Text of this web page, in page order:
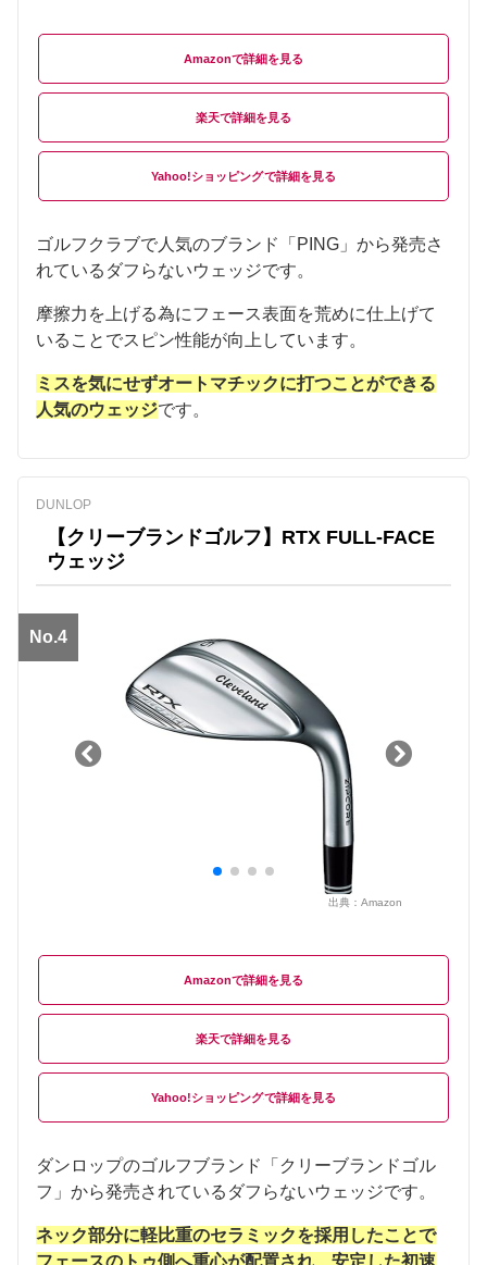
Amazon
楽天
Yahoo!ショッピング
ゴルフクラブで人気のブランド「PING」から発売さ
れているダフらないウェッジです。
摩擦力を上げる為にフェース表面を荒めに仕上げて
いることでスピン性能が向上しています。
ミスを気にせずオートマチックに打つことができる
人気のウェッジです。
DUNLOP
【クリーブランドゴルフ】RTX FULL-FACE
ウェッジ
No.4
出典： Amazon
Amazon
楽天
Yahoo!ショッピング
ダンロップのゴルフブランド「クリーブランドゴル
フ」から発売されているダフらないウェッジです。
ネック部分に軽比重のセラミックを採用したことで
フェースのトゥ側へ重心が配置され、安定した初速